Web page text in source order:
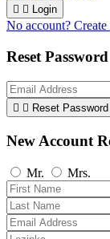
  Login
No account? Create
Reset Password
  Reset Password
New Account
Mr. Mrs.